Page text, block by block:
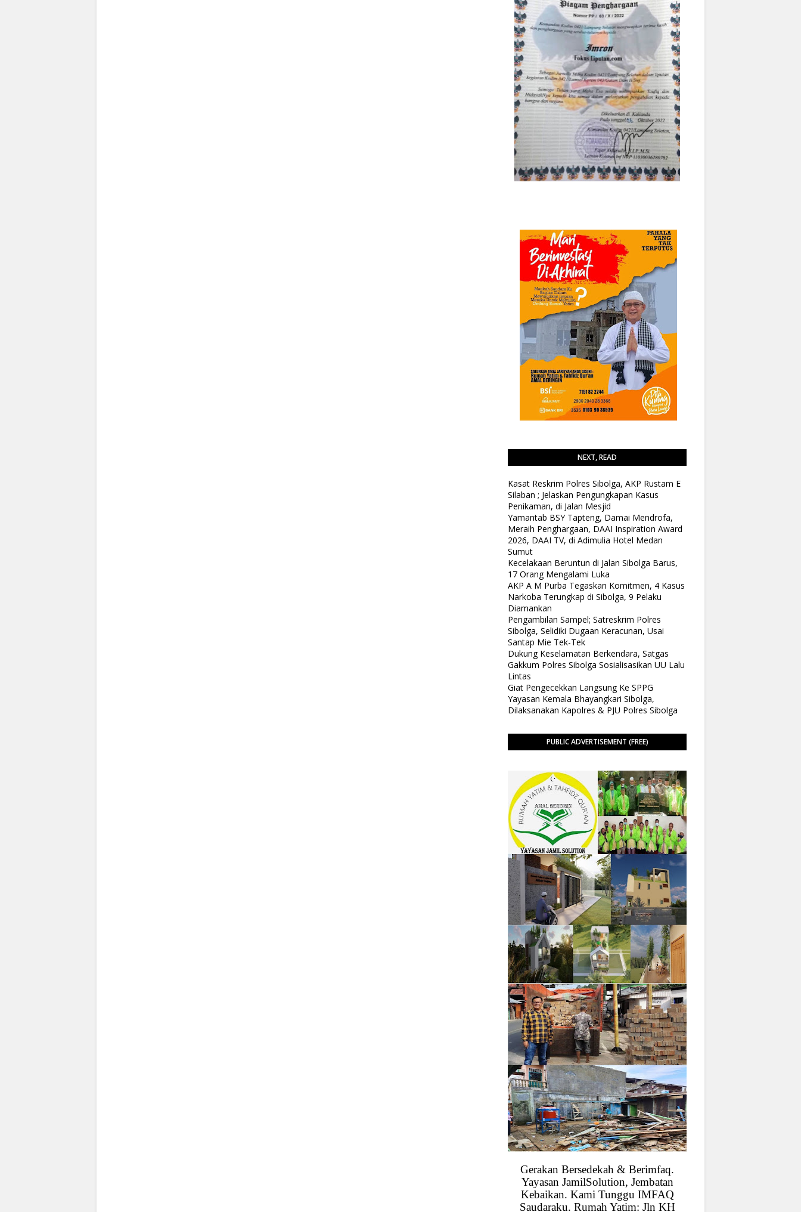
NEXT, READ
Kasat Reskrim Polres Sibolga, AKP Rustam E
Silaban ; Jelaskan Pengungkapan Kasus
Penikaman, di Jalan Mesjid
Yamantab BSY Tapteng, Damai Mendrofa,
Meraih Penghargaan, DAAI Inspiration Award
2026, DAAI TV, di Adimulia Hotel Medan
Sumut
Kecelakaan Beruntun di Jalan Sibolga Barus,
17 Orang Mengalami Luka
AKP A M Purba Tegaskan Komitmen, 4 Kasus
Narkoba Terungkap di Sibolga, 9 Pelaku
Diamankan
Pengambilan Sampel; Satreskrim Polres
Sibolga, Selidiki Dugaan Keracunan, Usai
Santap Mie Tek-Tek
Dukung Keselamatan Berkendara, Satgas
Gakkum Polres Sibolga Sosialisasikan UU Lalu
Lintas
Giat Pengecekkan Langsung Ke SPPG
Yayasan Kemala Bhayangkari Sibolga,
Dilaksanakan Kapolres & PJU Polres Sibolga
PUBLIC ADVERTISEMENT (FREE)
Gerakan Bersedekah & Berimfaq.
Yayasan JamilSolution, Jembatan
Kebaikan. Kami Tunggu IMFAQ
Saudaraku. Rumah Yatim: Jln KH